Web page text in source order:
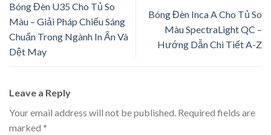
Bóng Đèn U35 Cho Tủ So
Màu – Giải Pháp Chiếu Sáng
Chuẩn Trong Ngành In Ấn Và
Dệt May
Bóng Đèn Inca A Cho Tủ So
Màu SpectraLight QC –
Hướng Dẫn Chi Tiết A-Z
Leave a Reply
Your email address will not be published. Required fields are
marked *